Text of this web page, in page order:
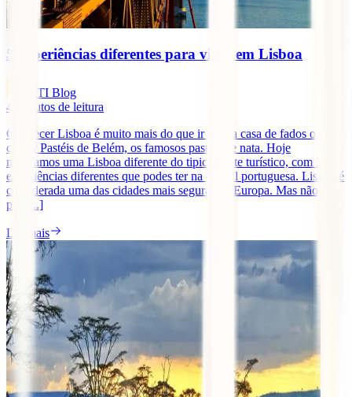
5 experiências diferentes para viver em Lisboa
IATI Blog
4
minutos de leitura
Conhecer Lisboa é muito mais do que ir a uma casa de fados ou
comer Pastéis de Belém, os famosos pastéis de nata. Hoje
mostramos uma Lisboa diferente do tipicamente turístico, com 5
experiências diferentes que podes ter na capital portuguesa. Lisboa é
considerada uma das cidades mais seguras da Europa. Mas não é
por [...]
Ler mais